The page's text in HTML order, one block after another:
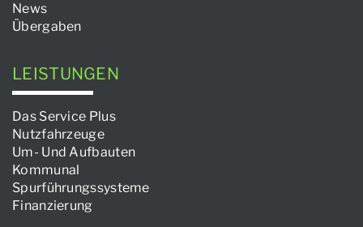
News
Übergaben
LEISTUNGEN
Das Service Plus
Nutzfahrzeuge
Um- Und Aufbauten
Kommunal
Spurführungssysteme
Finanzierung